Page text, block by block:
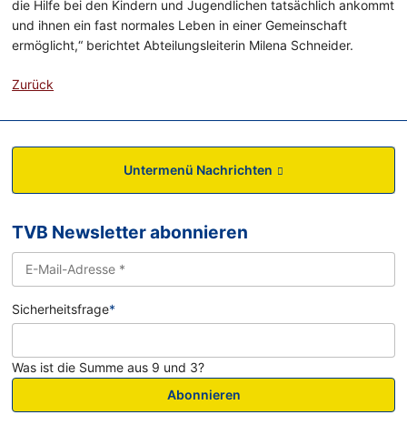
die Hilfe bei den Kindern und Jugendlichen tatsächlich ankommt
und ihnen ein fast normales Leben in einer Gemeinschaft
ermöglicht,“ berichtet Abteilungsleiterin Milena Schneider.
Zurück
Untermenü Nachrichten
TVB Newsletter abonnieren
Sicherheitsfrage*
Was ist die Summe aus 9 und 3?
Abonnieren